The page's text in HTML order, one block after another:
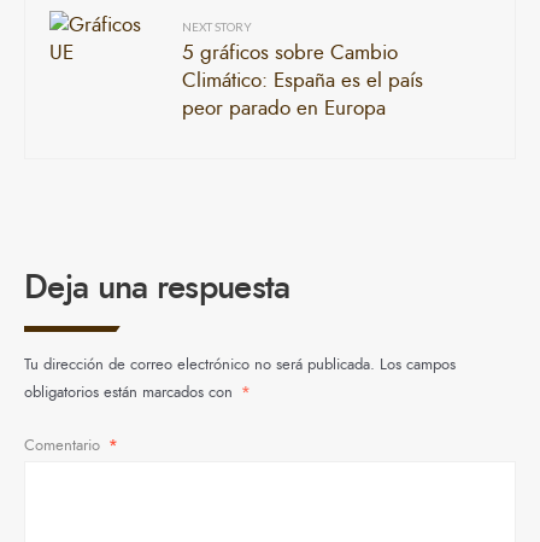
NEXT STORY
5 gráficos sobre Cambio
Climático: España es el país
peor parado en Europa
Deja una respuesta
Tu dirección de correo electrónico no será publicada. Los campos
obligatorios están marcados con *
Comentario *